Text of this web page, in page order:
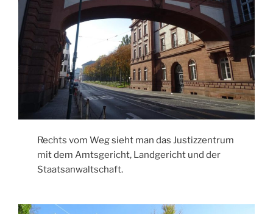
Rechts vom Weg sieht man das Justizzentrum
mit dem Amtsgericht, Landgericht und der
Staatsanwaltschaft.